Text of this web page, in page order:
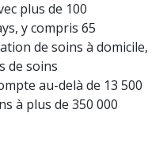
plus de 100
y compris 65
de soins à domicile,
de soins
au-delà de 13 500
à plus de 350 000